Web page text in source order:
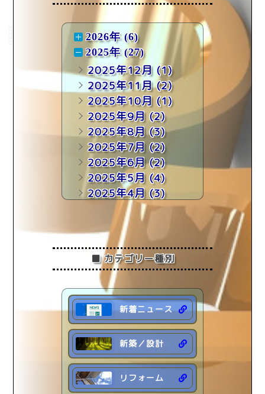
2026年 (6)
2025年 (27)
2025年12月(1)
2025年11月(2)
2025年10月(1)
2025年9月(2)
2025年8月(3)
2025年7月(2)
2025年6月(2)
2025年5月(4)
2025年4月(3)
2025年3月(4)
2025年2月
2025年1月
(2)
2024年 (18)
2023年 (19)
2022年 (7)
■ カテゴリー種別
新着ニュース
新築／設計
リフォーム